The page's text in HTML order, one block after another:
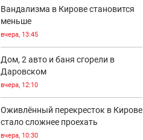
Вандализма в Кирове становится
меньше
вчера, 13:45
Дом, 2 авто и баня сгорели в
Даровском
вчера, 12:10
Оживлённый перекресток в Кирове
стало сложнее проехать
вчера, 10:30